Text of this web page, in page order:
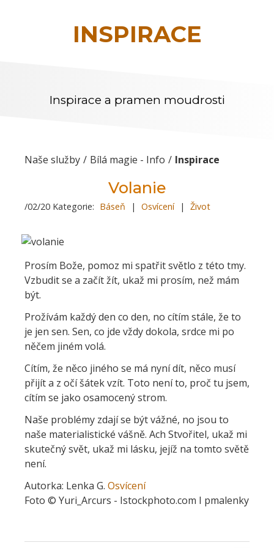
INSPIRACE
Inspirace a pramen moudrosti
Naše služby Bílá magie - Info Inspirace
Volanie
/02/20 Kategorie: Báseň | Osvícení | Život
Prosím Bože, pomoz mi spatřit světlo z této tmy.
Vzbudit se a začít žít, ukaž mi prosím, než mám
být.
Prožívám každý den co den, no cítím stále, že to
je jen sen. Sen, co jde vždy dokola, srdce mi po
něčem jiném volá.
Cítím, že něco jiného se má nyní dít, něco musí
přijít a z očí šátek vzít. Toto není to, proč tu jsem,
cítím se jako osamocený strom.
Naše problémy zdají se být vážné, no jsou to
naše materialistické vášně. Ach Stvořitel, ukaž mi
skutečný svět, ukaž mi lásku, jejíž na tomto světě
není.
Autorka: Lenka G. Osvícení
Foto © Yuri_Arcurs - Istockphoto.com I pmalenky